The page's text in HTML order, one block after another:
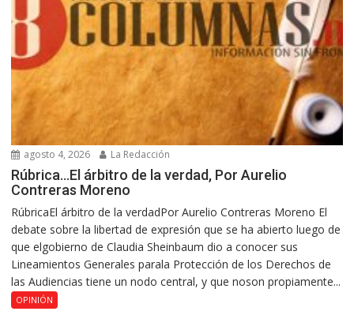
agosto 4, 2026 La Redacción
Rúbrica…El árbitro de la verdad, Por Aurelio
Contreras Moreno
RúbricaEl árbitro de la verdadPor Aurelio Contreras Moreno El
debate sobre la libertad de expresión que se ha abierto luego de
que elgobierno de Claudia Sheinbaum dio a conocer sus
Lineamientos Generales parala Protección de los Derechos de
las Audiencias tiene un nodo central, y que noson propiamente...
OPINIÓN